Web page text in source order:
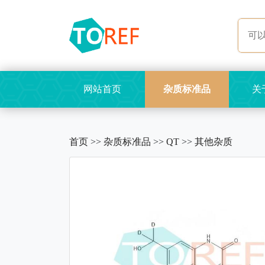
网站首页 杂质标准品 关
首页 >> 杂质标准品 >> QT >> 其他杂质